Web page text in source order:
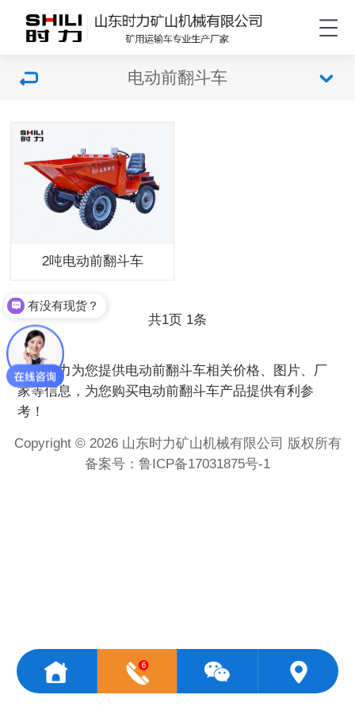
电动前翻斗车
2吨电动前翻斗车
共1页 1条
时力为您提供电动前翻斗车相关价格、图片、厂
家等信息，为您购买电动前翻斗车产品提供有利参
考！
Copyright © 2026 山东时力矿山机械有限公司 版权所有
备案号： 鲁ICP备17031875号-1
有没有现货？